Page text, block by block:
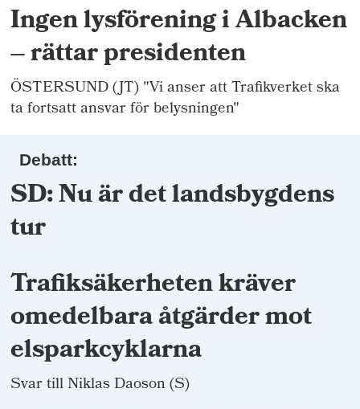
Ingen lysförening i Albacken
– rättar presidenten
ÖSTERSUND (JT) "Vi anser att Trafikverket ska
ta fortsatt ansvar för belysningen"
Debatt:
SD: Nu är det landsbygdens
tur
Trafiksäkerheten kräver
omedelbara åtgärder mot
elsparkcyklarna
Svar till Niklas Daoson (S)